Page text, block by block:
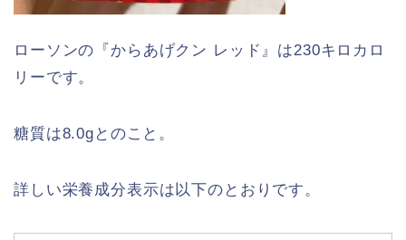
ローソンの『からあげクン レッド』は230キロカロ
リーです。
糖質は8.0gとのこと。
詳しい栄養成分表示は以下のとおりです。